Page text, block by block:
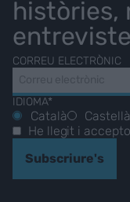
històries,
CORREU ELECTRÒNIC
IDIOMA*
Català
Castellà
He llegit i
Subscriure's